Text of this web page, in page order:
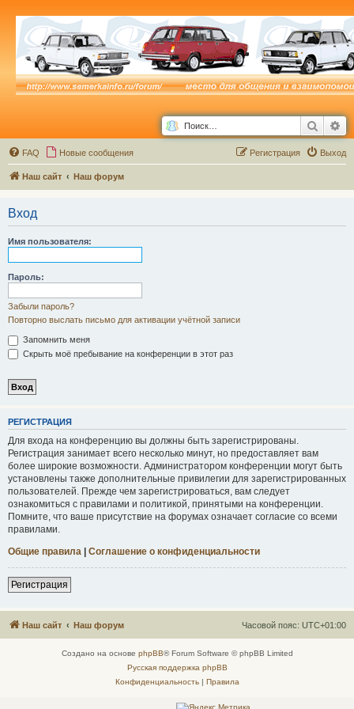
Поиск
FAQ Новые сообщения Выход
Регистрация
Наш сайт Наш форум
Вход
Имя пользователя:
Пароль:
Забыли пароль?
Повторно выслать письмо для активации учётной записи
Запомнить меня
Скрыть моё пребывание на конференции в этот раз
РЕГИСТРАЦИЯ
Для входа на конференцию вы должны быть зарегистрированы.
Регистрация занимает всего несколько минут, но предоставляет вам
более широкие возможности. Администратором конференции могут быть
установлены также дополнительные привилегии для зарегистрированных
пользователей. Прежде чем зарегистрироваться, вам следует
ознакомиться с правилами и политикой, принятыми на конференции.
Помните, что ваше присутствие на форумах означает согласие со всеми
правилами.
Общие правила | Соглашение о конфиденциальности
Регистрация
Наш сайт Наш форум Часовой пояс: UTC+01:00
Создано на основе phpBB® Forum Software © phpBB Limited
Русская поддержка phpBB
Конфиденциальность| Правила